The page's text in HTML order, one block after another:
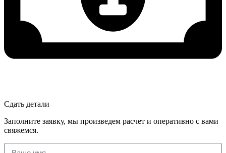
Сдать детали
Заполните заявку, мы произведем расчет и оперативно с вами
свяжемся.